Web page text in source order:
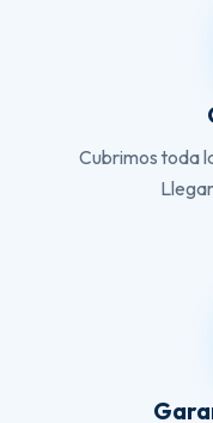
Cubrimos toda